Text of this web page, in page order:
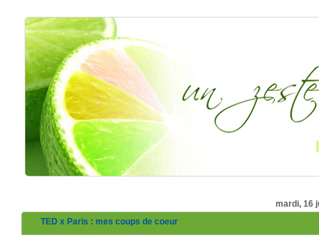
mardi, 16
TED x Paris : mes coups de coeur